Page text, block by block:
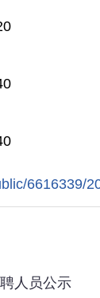
6616339/
人员公示